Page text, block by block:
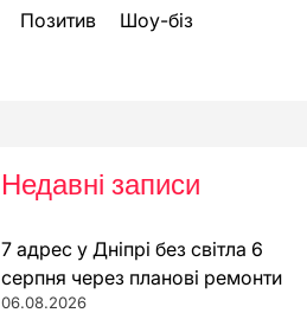
Позитив Шоу-біз
Недавні записи
7 адрес у Дніпрі без світла 6
серпня через планові ремонти
06.08.2026